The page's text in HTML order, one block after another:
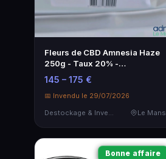
Fleurs de CBD Amnesia Haze
250g - Taux 20% -
Greenexperts
145 – 175 €
📅 Invendu le 29/07/2026
Destockage & Invendus
Le Mans
Bonne affaire